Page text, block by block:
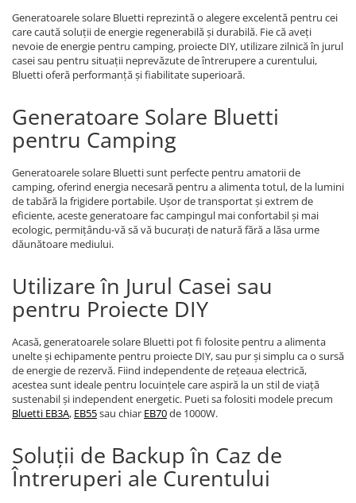
Generatoarele solare Bluetti reprezintă o alegere excelentă pentru cei
care caută soluții de energie regenerabilă și durabilă. Fie că aveți
nevoie de energie pentru camping, proiecte DIY, utilizare zilnică în jurul
casei sau pentru situații neprevăzute de întrerupere a curentului,
Bluetti oferă performanță și fiabilitate superioară.
Generatoare Solare Bluetti
pentru Camping
Generatoarele solare Bluetti sunt perfecte pentru amatorii de
camping, oferind energia necesară pentru a alimenta totul, de la lumini
de tabără la frigidere portabile. Ușor de transportat și extrem de
eficiente, aceste generatoare fac campingul mai confortabil și mai
ecologic, permițându-vă să vă bucurați de natură fără a lăsa urme
dăunătoare mediului.
Utilizare în Jurul Casei sau
pentru Proiecte DIY
Acasă, generatoarele solare Bluetti pot fi folosite pentru a alimenta
unelte și echipamente pentru proiecte DIY, sau pur și simplu ca o sursă
de energie de rezervă. Fiind independente de rețeaua electrică,
acestea sunt ideale pentru locuințele care aspiră la un stil de viață
sustenabil și independent energetic. Pueti sa folositi modele precum
Bluetti EB3A, EB55sau chiar EB70de 1000W.
Soluții de Backup în Caz de
Întreruperi ale Curentului